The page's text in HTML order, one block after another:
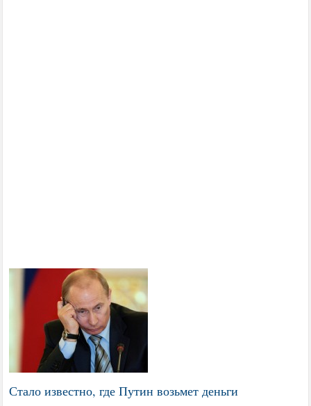
Стало известно, где Путин возьмет деньги